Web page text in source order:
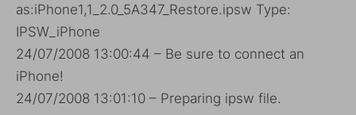
as:iPhone1,1_2.0_5A347_Restore.ipsw Type:
IPSW_iPhone
24/07/2008 13:00:44 – Be sure to connect an
iPhone!
24/07/2008 13:01:10 – Preparing ipsw file.